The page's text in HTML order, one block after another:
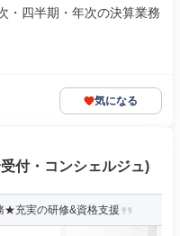
・四半期・年次の決算業務
気になる
付・コンシェルジュ)
★充実の研修&資格支援